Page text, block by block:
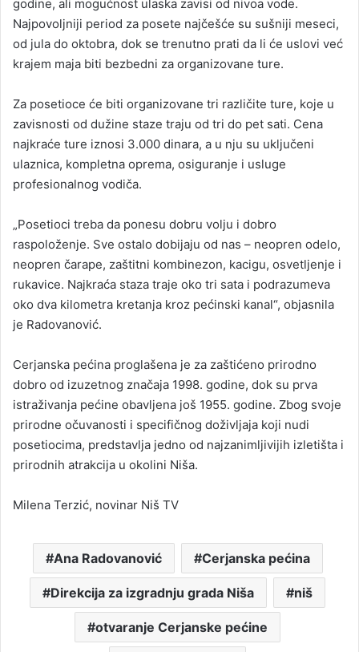
godine, ali mogućnost ulaska zavisi od nivoa vode.
Najpovoljniji period za posete najčešće su sušniji meseci,
od jula do oktobra, dok se trenutno prati da li će uslovi već
krajem maja biti bezbedni za organizovane ture.
Za posetioce će biti organizovane tri različite ture, koje u
zavisnosti od dužine staze traju od tri do pet sati. Cena
najkraće ture iznosi 3.000 dinara, a u nju su uključeni
ulaznica, kompletna oprema, osiguranje i usluge
profesionalnog vodiča.
„Posetioci treba da ponesu dobru volju i dobro
raspoloženje. Sve ostalo dobijaju od nas – neopren odelo,
neopren čarape, zaštitni kombinezon, kacigu, osvetljenje i
rukavice. Najkraća staza traje oko tri sata i podrazumeva
oko dva kilometra kretanja kroz pećinski kanal“, objasnila
je Radovanović.
Cerjanska pećina proglašena je za zaštićeno prirodno
dobro od izuzetnog značaja 1998. godine, dok su prva
istraživanja pećine obavljena još 1955. godine. Zbog svoje
prirodne očuvanosti i specifičnog doživljaja koji nudi
posetiocima, predstavlja jedno od najzanimljivijih izletišta i
prirodnih atrakcija u okolini Niša.
Milena Terzić, novinar Niš TV
Ana Radovanović Cerjanska pećina
Direkcija za izgradnju grada Niša niš
otvaranje Cerjanske pećine